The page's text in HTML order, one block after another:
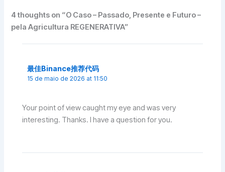
4 thoughts on “O Caso – Passado, Presente e Futuro –
pela Agricultura REGENERATIVA”
最佳Binance推荐代码
15 de maio de 2026 at 11:50
Your point of view caught my eye and was very
interesting. Thanks. I have a question for you.